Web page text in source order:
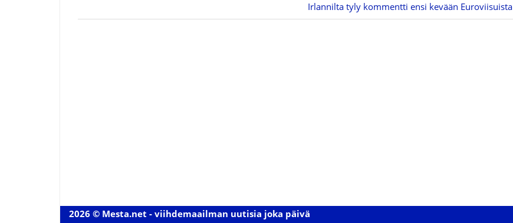
Next
Post:
Irlannilta tyly kommentti ensi kevään Euroviisuista
2026 © Mesta.net - viihdemaailman uutisia joka päivä